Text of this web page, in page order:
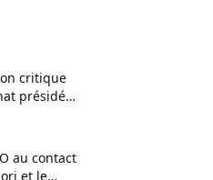
critique
présidé
au contact
et le